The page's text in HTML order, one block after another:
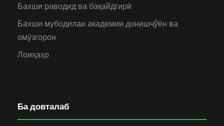
Бахши раводид ва бақайдгирӣ
Бахши мубодилаи академии донишҷўён ва
омӯзгорон
Лоиҳаҳо
Ба довталаб